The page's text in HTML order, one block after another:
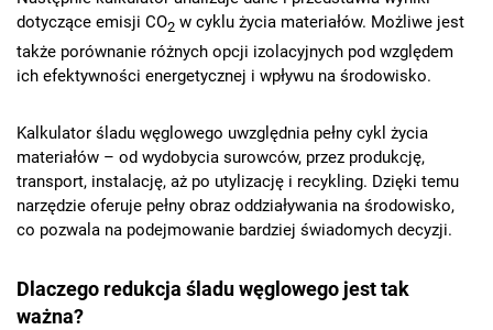
dotyczące emisji CO2 w cyklu życia materiałów. Możliwe jest
także porównanie różnych opcji izolacyjnych pod względem
ich efektywności energetycznej i wpływu na środowisko.
Kalkulator śladu węglowego uwzględnia pełny cykl życia
materiałów – od wydobycia surowców, przez produkcję,
transport, instalację, aż po utylizację i recykling. Dzięki temu
narzędzie oferuje pełny obraz oddziaływania na środowisko,
co pozwala na podejmowanie bardziej świadomych decyzji.
Dlaczego redukcja śladu węglowego jest tak
ważna?